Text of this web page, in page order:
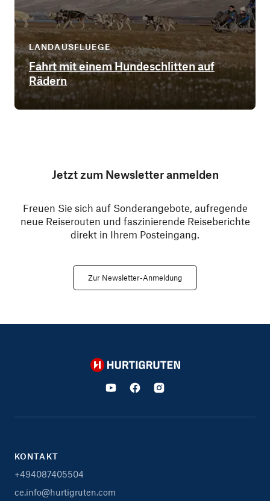
LANDAUSFLUEGE
Fahrt mit einem Hundeschlitten auf
Rädern
Jetzt zum Newsletter anmelden
Freuen Sie sich auf Sonderangebote, aufregende
neue Reiserouten und faszinierende Reiseberichte
direkt in Ihrem Posteingang.
Zur Newsletter-Anmeldung
Hurtigruten
KONTAKT
+494087405504
ce.info@hurtigruten.com